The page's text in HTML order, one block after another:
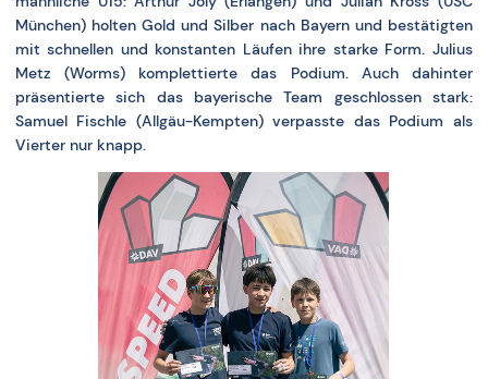
München) holten Gold und Silber nach Bayern und bestätigten
mit schnellen und konstanten Läufen ihre starke Form. Julius
Metz (Worms) komplettierte das Podium. Auch dahinter
präsentierte sich das bayerische Team geschlossen stark:
Samuel Fischle (Allgäu-Kempten) verpasste das Podium als
Vierter nur knapp.